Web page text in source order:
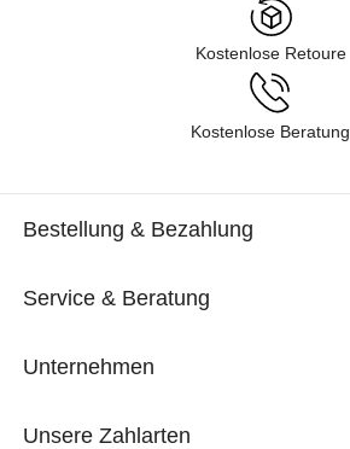
Kostenlose Retoure
Kostenlose Beratung
Bestellung & Bezahlung
Service & Beratung
Unternehmen
Unsere Zahlarten